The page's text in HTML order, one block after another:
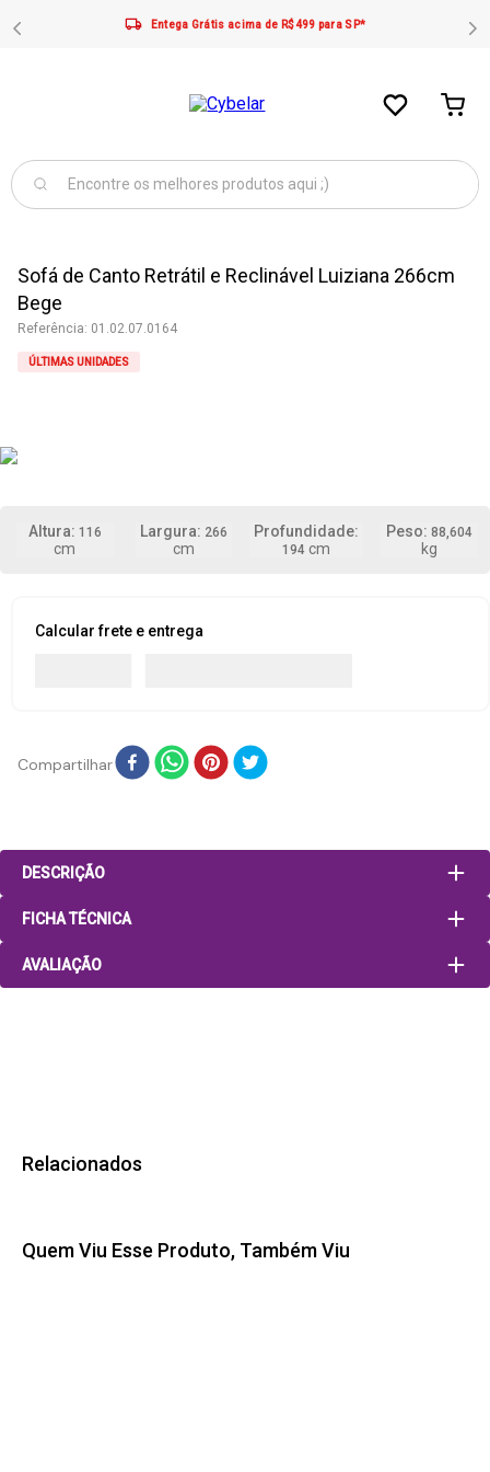
Entega Grátis acima de R$499 para SP*
Sofá de Canto Retrátil e Reclinável Luiziana 266cm
Bege
Referência: 01.02.07.0164
ÚLTIMAS UNIDADES
116
266
194
88,604
Calcular frete e entrega
Compartilhar
DESCRIÇÃO
FICHA TÉCNICA
AVALIAÇÃO
Relacionados
Quem Viu Esse Produto, Também Viu